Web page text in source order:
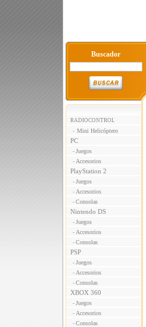
Buscador
RADIOCONTROL
- Mini Helicóptero
PC
- Juegos
- Accesorios
PlayStation 2
- Juegos
- Accesorios
- Consolas
Nintendo DS
- Juegos
- Accesorios
- Consolas
PSP
- Juegos
- Accesorios
- Consolas
XBOX 360
- Juegos
- Accesorios
- Consolas